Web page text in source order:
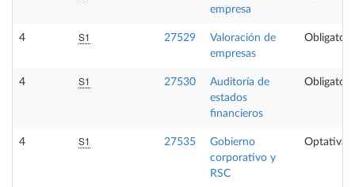
empresa
4 S1 27529
Valoración de
empresas
4 S1 27530
Auditoría de
estados
financieros
4 S1 27535
Gobierno
corporativo y
RSC
Optativa